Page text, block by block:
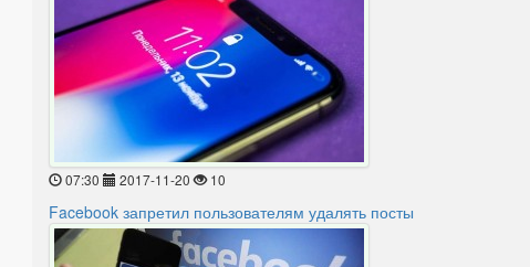
07:30 2017-11-20 10
Facebook запретил пользователям удалять посты